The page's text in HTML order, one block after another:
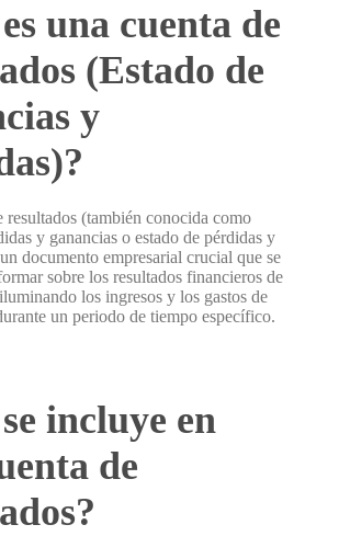
una cuenta de
(Estado de
y
resultados (también conocida como
y ganancias o estado de pérdidas y
documento empresarial crucial que se
sobre los resultados financieros de
los ingresos y los gastos de
un periodo de tiempo específico.
incluye en
de